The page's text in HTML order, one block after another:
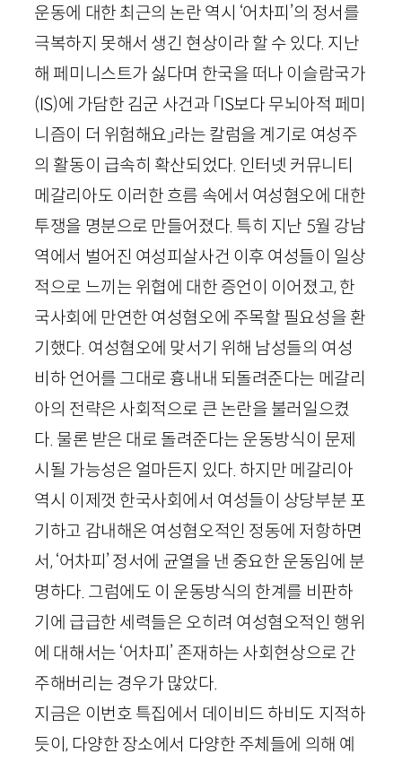
운동에 대한 최근의 논란 역시 ‘어차피’의 정서를
극복하지 못해서 생긴 현상이라 할 수 있다. 지난
해 페미니스트가 싫다며 한국을 떠나 이슬람국가
(IS)에 가담한 김군 사건과 「IS보다 무뇌아적 페미
니즘이 더 위험해요」라는 칼럼을 계기로 여성주
의 활동이 급속히 확산되었다. 인터넷 커뮤니티
메갈리아도 이러한 흐름 속에서 여성혐오에 대한
투쟁을 명분으로 만들어졌다. 특히 지난 5월 강남
역에서 벌어진 여성피살사건 이후 여성들이 일상
적으로 느끼는 위협에 대한 증언이 이어졌고, 한
국사회에 만연한 여성혐오에 주목할 필요성을 환
기했다. 여성혐오에 맞서기 위해 남성들의 여성
비하 언어를 그대로 흉내내 되돌려준다는 메갈리
아의 전략은 사회적으로 큰 논란을 불러일으켰
다. 물론 받은 대로 돌려준다는 운동방식이 문제
시될 가능성은 얼마든지 있다. 하지만 메갈리아
역시 이제껏 한국사회에서 여성들이 상당부분 포
기하고 감내해온 여성혐오적인 정동에 저항하면
서, ‘어차피’ 정서에 균열을 낸 중요한 운동임에 분
명하다. 그럼에도 이 운동방식의 한계를 비판하
기에 급급한 세력들은 오히려 여성혐오적인 행위
에 대해서는 ‘어차피’ 존재하는 사회현상으로 간
주해버리는 경우가 많았다.
지금은 이번호 특집에서 데이비드 하비도 지적하
듯이, 다양한 장소에서 다양한 주체들에 의해 예